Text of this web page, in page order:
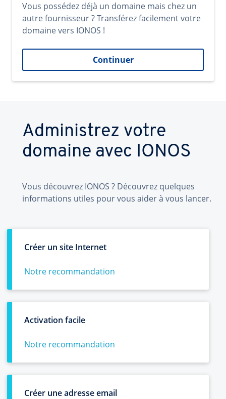
Vous possédez déjà un domaine mais chez un
autre fournisseur ? Transférez facilement votre
domaine vers IONOS !
Continuer
Administrez votre
domaine avec IONOS
Vous découvrez IONOS ? Découvrez quelques
informations utiles pour vous aider à vous lancer.
Créer un site Internet
Notre recommandation
Activation facile
Notre recommandation
Créer une adresse email